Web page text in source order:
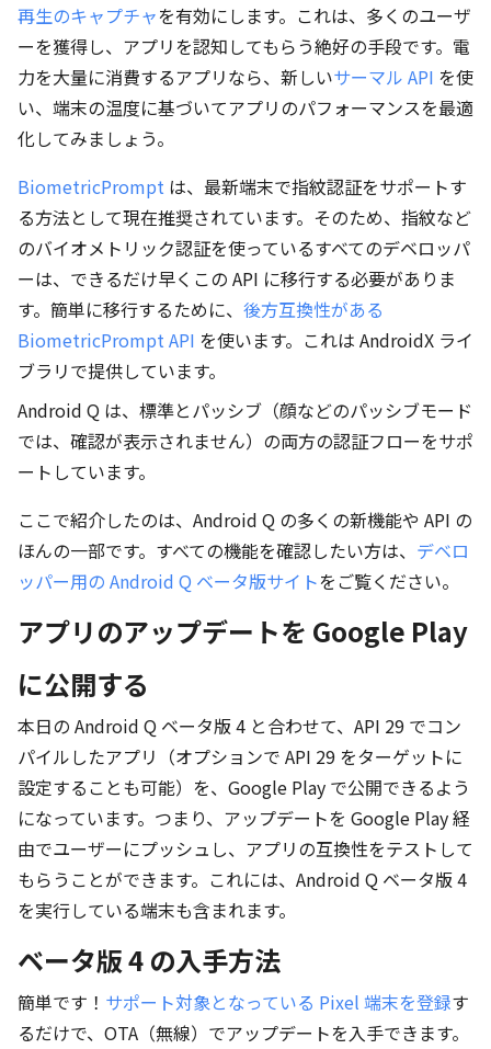
再生のキャプチャを有効にします。これは、多くのユーザ
ーを獲得し、アプリを認知してもらう絶好の手段です。電
力を大量に消費するアプリなら、新しいサーマル API を使
い、端末の温度に基づいてアプリのパフォーマンスを最適
化してみましょう。
BiometricPrompt は、最新端末で指紋認証をサポートす
る方法として現在推奨されています。そのため、指紋など
のバイオメトリック認証を使っているすべてのデベロッパ
ーは、できるだけ早くこの API に移行する必要がありま
す。簡単に移行するために、 後方互換性がある
BiometricPrompt API を使います。これは AndroidX ライ
ブラリで提供しています。
Android Q は、標準とパッシブ（顔などのパッシブモード
では、確認が表示されません）の両方の認証フローをサポ
ートしています。
ここで紹介したのは、Android Q の多くの新機能や API の
ほんの一部です。すべての機能を確認したい方は、 デベロ
ッパー用の Android Q ベータ版サイトをご覧ください。
アプリのアップデートを Google Play
に公開する
本日の Android Q ベータ版 4 と合わせて、API 29 でコン
パイルしたアプリ（オプションで API 29 をターゲットに
設定することも可能）を、Google Play で公開できるよう
になっています。つまり、アップデートを Google Play 経
由でユーザーにプッシュし、アプリの互換性をテストして
もらうことができます。これには、Android Q ベータ版 4
を実行している端末も含まれます。
ベータ版 4 の入手方法
簡単です！ サポート対象となっている Pixel 端末を登録す
るだけで、OTA（無線）でアップデートを入手できます。